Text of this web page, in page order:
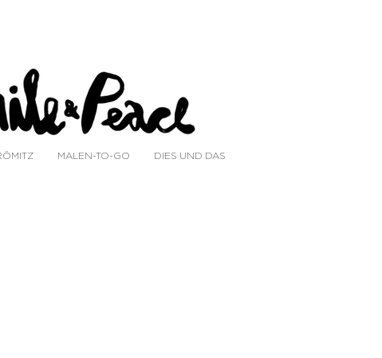
MALEN-TO-GO DIES UND DAS